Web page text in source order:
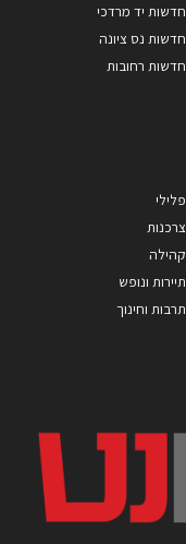
חדשות יד מרדכי
חדשות נס ציונה
חדשות רחובות
פלילי
צרכנות
קהילה
תיירות ונופש
תרבות וחינוך